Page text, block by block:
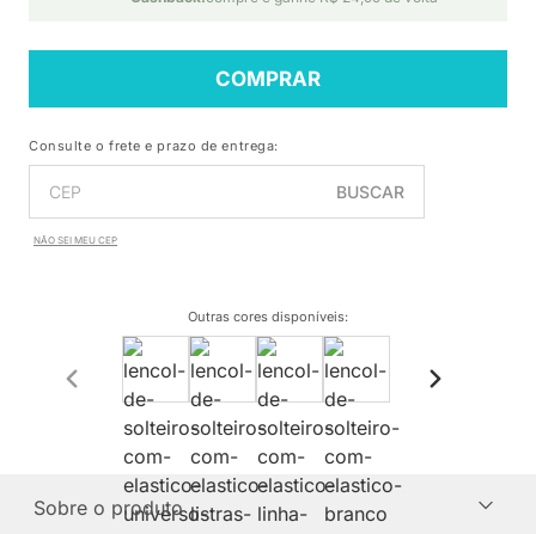
COMPRAR
Consulte o frete e prazo de entrega:
BUSCAR
NÃO SEI MEU CEP
Outras cores disponíveis:
Sobre o produto